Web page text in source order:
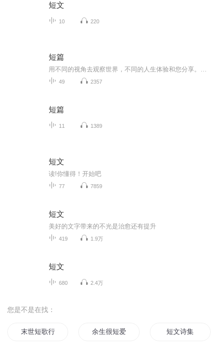
短文
10 220
短篇
49 2357
短篇
11 1389
短文
读!你懂得！开始吧
77 7859
短文
美好的文字带来的不光是治愈还有提升
419 1.9万
短文
680 2.4万
您是不是在找：
末世短歌行 余生很短爱你天长 短文诗集